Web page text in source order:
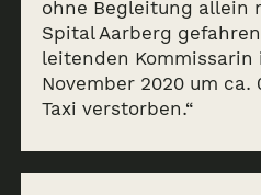
ohne Begleitung allein
Spital Aarberg
leitenden Kommissarin
November 2020 um
Taxi verstorben.“